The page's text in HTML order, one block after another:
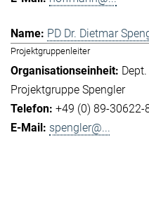
PD Dr. Dietmar
Projektgruppenleiter
Projektgruppe Spengler
+49 (0) 89-30622-
spengler@...